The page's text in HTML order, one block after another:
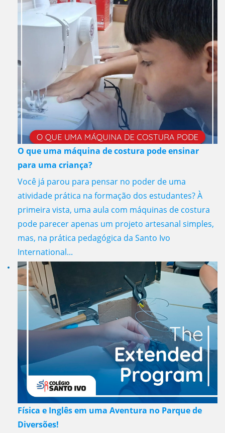
O que uma máquina de costura pode ensinar
para uma criança?
Você já parou para pensar no poder de uma
atividade prática na formação dos estudantes? À
primeira vista, uma aula com máquinas de costura
pode parecer apenas um projeto artesanal simples,
mas, na prática pedagógica da Santo Ivo
International...
Física e Inglês em uma Aventura no Parque de
Diversões!